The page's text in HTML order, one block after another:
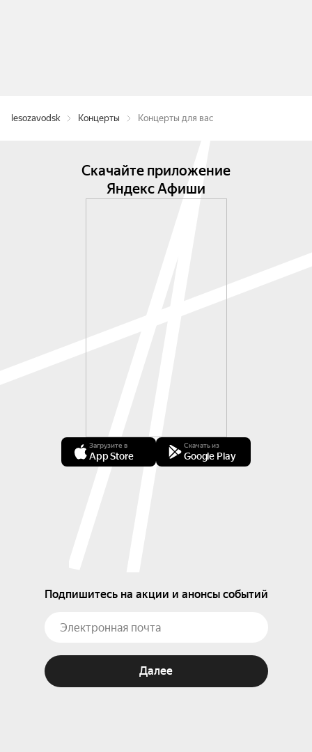
lesozavodsk Концерты Концерты для вас
Скачайте приложение
Яндекс Афиши
Загрузите в
App Store
Скачать из
Google Play
Подпишитесь на акции и анонсы событий
Далее